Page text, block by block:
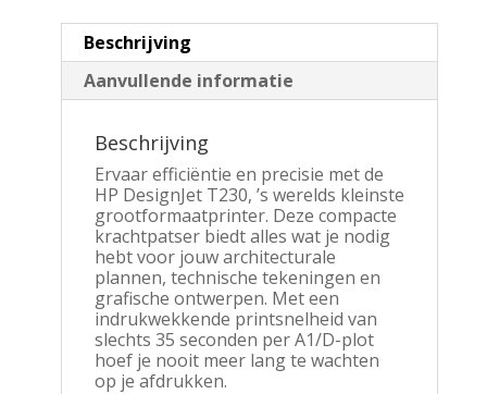
Beschrijving
Aanvullende informatie
Beschrijving
Ervaar efficiëntie en precisie met de
HP DesignJet T230, ’s werelds kleinste
grootformaatprinter. Deze compacte
krachtpatser biedt alles wat je nodig
hebt voor jouw architecturale
plannen, technische tekeningen en
grafische ontwerpen. Met een
indrukwekkende printsnelheid van
slechts 35 seconden per A1/D-plot
hoef je nooit meer lang te wachten
op je afdrukken.